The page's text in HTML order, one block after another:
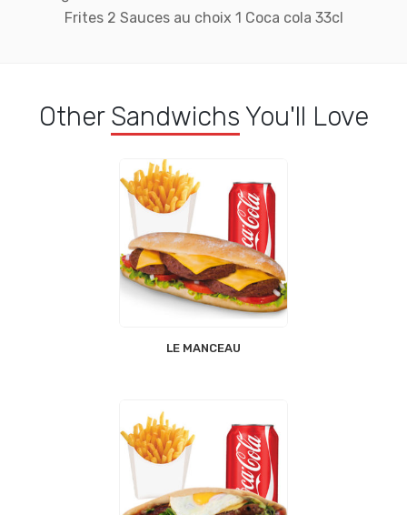
Frites 2 Sauces au choix 1 Coca cola 33cl
Other Sandwichs You'll Love
LE MANCEAU